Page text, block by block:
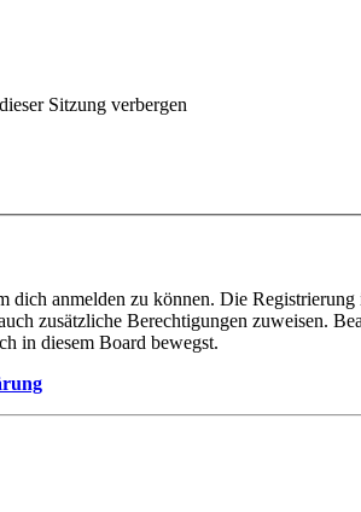
Sitzung verbergen
dich anmelden zu können. Die
zusätzliche Berechtigungen zuweisen.
in diesem Board bewegst.